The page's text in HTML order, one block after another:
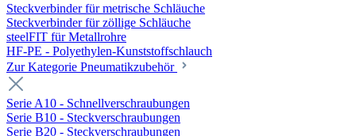
Steckverbinder für metrische Schläuche
Steckverbinder für zöllige Schläuche
steelFIT für Metallrohre
HF-PE - Polyethylen-Kunststoffschlauch
Zur Kategorie Pneumatikzubehör
Serie A10 - Schnellverschraubungen
Serie B10 - Steckverschraubungen
Serie B20 - Steckverschraubungen